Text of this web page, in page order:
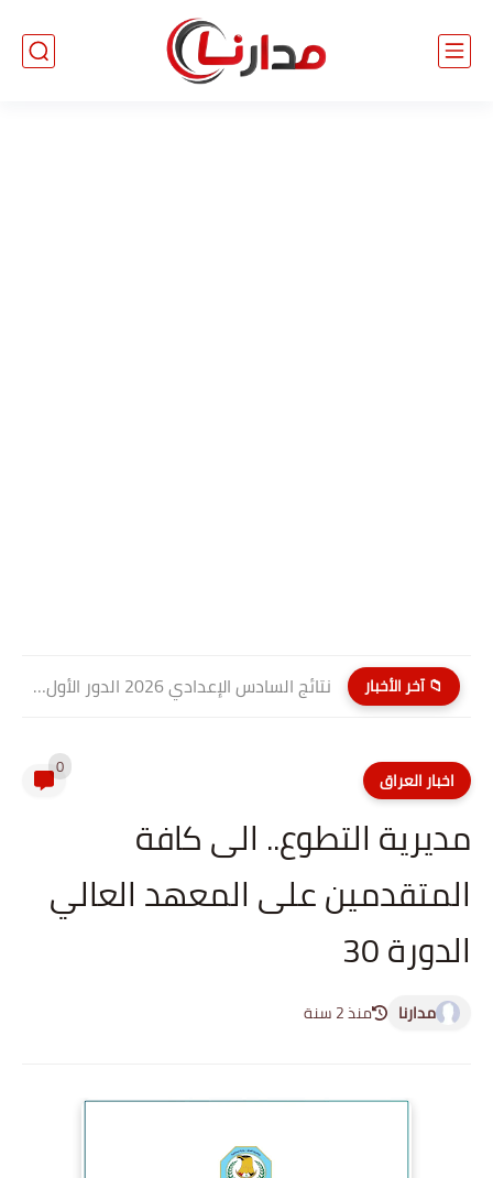
📁 آخر الأخبار نتائج السادس الإعدادي 2026 الدور الأول PDF كربلاء المقدسة| موقع...
اخبار العراق 0
مديرية التطوع.. الى كافة
المتقدمين على المعهد العالي
الدورة 30
مدارنا منذ 2 سنة